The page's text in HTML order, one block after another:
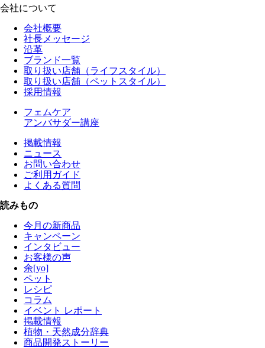
会社について
会社概要
社長メッセージ
沿革
ブランド一覧
取り扱い店舗（ライフスタイル）
取り扱い店舗（ペットスタイル）
採用情報
フェムケア
アンバサダー講座
掲載情報
ニュース
お問い合わせ
ご利用ガイド
よくある質問
読みもの
今月の新商品
キャンペーン
インタビュー
お客様の声
余[yo]
ペット
レシピ
コラム
イベント レポート
掲載情報
植物・天然成分辞典
商品開発ストーリー